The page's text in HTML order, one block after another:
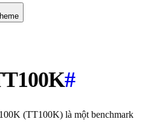
#
(TT100K) là một benchmark